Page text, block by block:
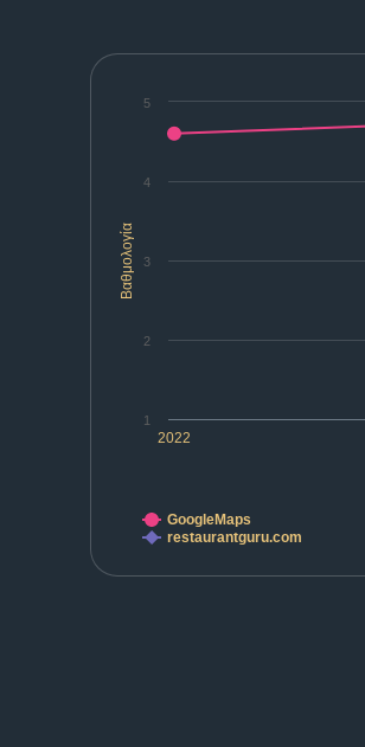
Βαθμολογία
2022
1
2
3
4
5
GoogleMaps
restaurantguru.com